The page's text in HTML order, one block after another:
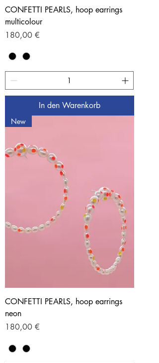
CONFETTI PEARLS, hoop earrings
multicolour
Preis
180,00 €
In den Warenkorb
New
CONFETTI PEARLS, hoop earrings
neon
Preis
180,00 €